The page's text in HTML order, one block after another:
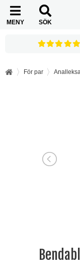
MENY SÖK
För par